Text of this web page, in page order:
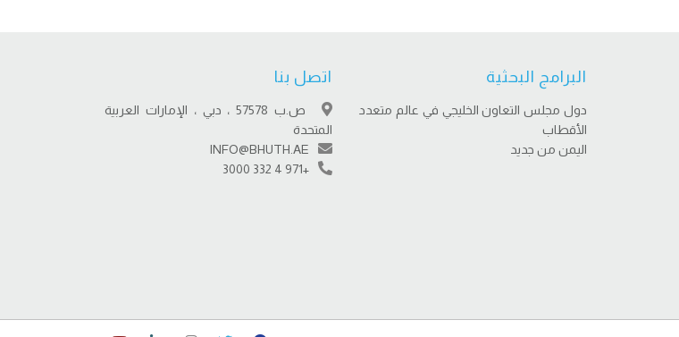
البرامج البحثية
دول مجلس التعاون الخليجي في عالم متعدد
الأقطاب
اليمن من جديد
اتصل بنا
ص.ب 57578 ، دبي ، الإمارات العربية
المتحدة
INFO@BHUTH.AE
+971 4 332 3000